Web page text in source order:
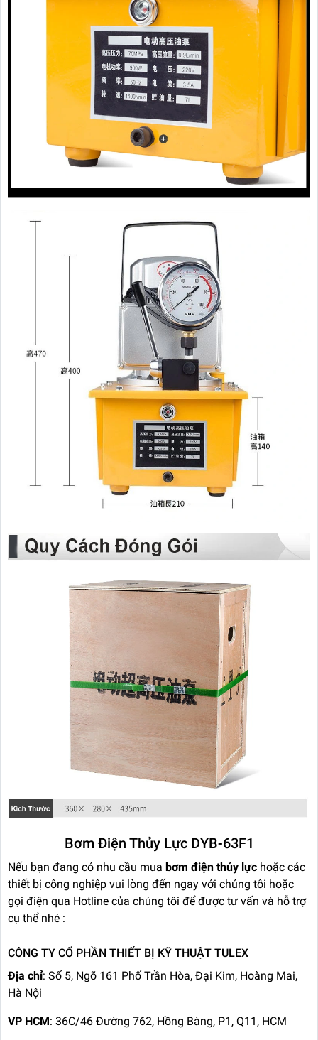
Bơm Điện Thủy Lực DYB-63F1
Nếu bạn đang có nhu cầu mua bơm điện thủy lực hoặc các
thiết bị công nghiệp vui lòng đến ngay với chúng tôi hoặc
gọi điện qua Hotline của chúng tôi để được tư vấn và hỗ trợ
cụ thể nhé :
CÔNG TY CỔ PHẦN THIẾT BỊ KỸ THUẬT TULEX
Địa chỉ: Số 5, Ngõ 161 Phố Trần Hòa, Đại Kim, Hoàng Mai,
Hà Nội
VP HCM: 36C/46 Đường 762, Hồng Bàng, P1, Q11, HCM